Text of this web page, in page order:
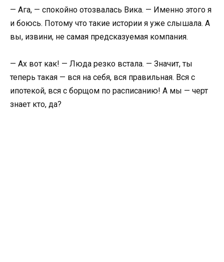
— Ага, — спокойно отозвалась Вика. — Именно этого я
и боюсь. Потому что такие истории я уже слышала. А
вы, извини, не самая предсказуемая компания.
— Ах вот как! — Люда резко встала. — Значит, ты
теперь такая — вся на себя, вся правильная. Вся с
ипотекой, вся с борщом по расписанию! А мы — черт
знает кто, да?